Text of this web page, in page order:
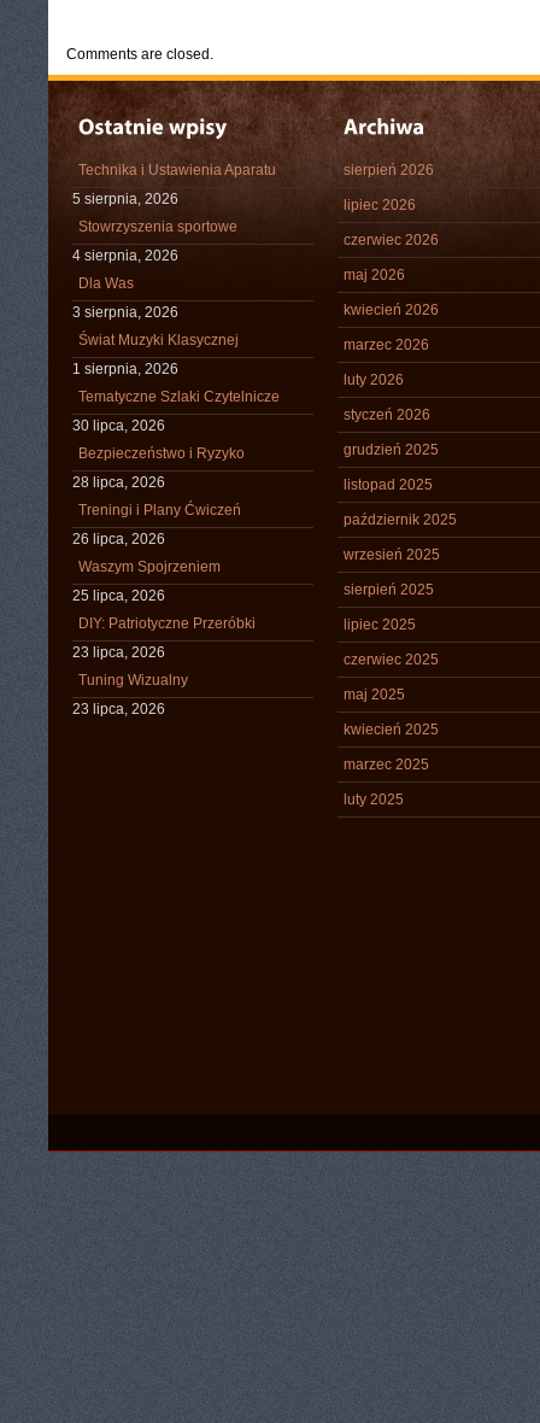
Comments are closed.
Technika i Ustawienia Aparatu
5 sierpnia, 2026
Stowrzyszenia sportowe
4 sierpnia, 2026
Dla Was
3 sierpnia, 2026
Świat Muzyki Klasycznej
1 sierpnia, 2026
Tematyczne Szlaki Czytelnicze
30 lipca, 2026
Bezpieczeństwo i Ryzyko
28 lipca, 2026
Treningi i Plany Ćwiczeń
26 lipca, 2026
Waszym Spojrzeniem
25 lipca, 2026
DIY: Patriotyczne Przeróbki
23 lipca, 2026
Tuning Wizualny
23 lipca, 2026
sierpień 2026
lipiec 2026
czerwiec 2026
maj 2026
kwiecień 2026
marzec 2026
luty 2026
styczeń 2026
grudzień 2025
listopad 2025
październik 2025
wrzesień 2025
sierpień 2025
lipiec 2025
czerwiec 2025
maj 2025
kwiecień 2025
marzec 2025
luty 2025